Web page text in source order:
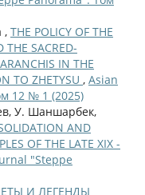
, THE POLICY OF THE
SACRED-
IN THE
TO ZHETYSU , Asian
12 № 1 (2025)
У. Шаншарбек,
AND
OF THE LATE XIX -
"Steppe
И ЛЕГЕНДЫ